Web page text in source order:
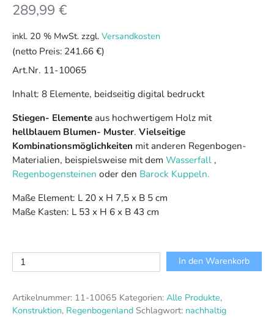
289,99 €
inkl. 20 % MwSt. zzgl. Versandkosten
(netto Preis: 241.66 €)
Art.Nr. 11-10065
Inhalt: 8 Elemente, beidseitig digital bedruckt
Stiegen- Elementeaus hochwertigem Holz mit
hellblauem Blumen- Muster. Vielseitige
Kombinationsmöglichkeiten mit anderen Regenbogen-
Materialien, beispielsweise mit dem Wasserfall ,
Regenbogensteinen oder den Barock Kuppeln.
Maße Element: L 20 x H 7,5 x B 5 cm
Maße Kasten: L 53 x H 6 x B 43 cm
Gotische
Stufen
Menge
In den Warenkorb
Artikelnummer: 11-10065 Kategorien: Alle Produkte,
Konstruktion, Regenbogenland Schlagwort: nachhaltig